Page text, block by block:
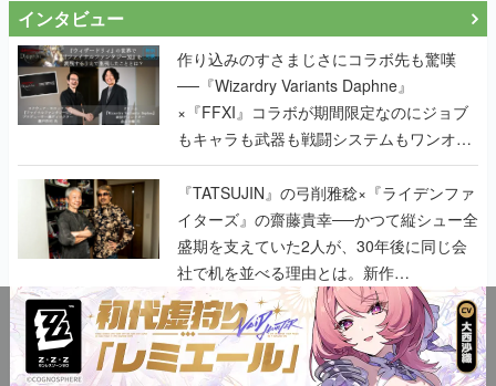
インタビュー
作り込みのすさまじさにコラボ先も驚嘆
──『Wizardry Variants Daphne』
×『FFXI』コラボが期間限定なのにジョブ
もキャラも武器も戦闘システムもワンオフ
で作り込まれた理由を両ディレクターに聞
く
『TATSUJIN』の弓削雅稔×『ライデンファ
イターズ』の齋藤貴幸──かつて縦シュー全
盛期を支えていた2人が、30年後に同じ会
社で机を並べる理由とは。新作
『TATSUJIN EXTREME』で初タッグを組
んだレジェンド2人に訊く開発秘話
実写映像1000分、ルート分岐100種類以
上。配信開始5日で100万本を売った、中国
発の実写インタラクティブドラマゲーム